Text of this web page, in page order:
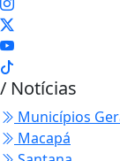
/ Notícias
Municípios
Macapá